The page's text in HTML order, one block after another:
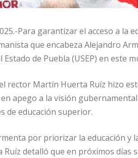
Para garantizar el acceso a la
que encabeza Alejandro
de Puebla (USEP) en este
rector Martín Huerta Ruíz hizo
apego a la visión
de educación superior.
por priorizar la educación y
detalló que en próximos días